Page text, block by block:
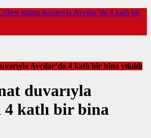
istinat duvarıyla Avcılar’da 4 katlı bir
Avcılar’da 4 katlı bir bina yıkıldı
duvarıyla
4 katlı bir bina